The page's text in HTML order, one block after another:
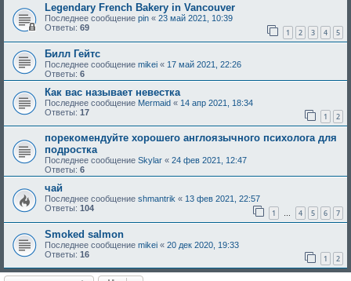
Legendary French Bakery in Vancouver
Последнее сообщение pin « 23 май 2021, 10:39
Ответы: 69 1 2 3 4 5
Билл Гейтс
Последнее сообщение mikei « 17 май 2021, 22:26
Ответы: 6
Как вас называет невестка
Последнее сообщение Mermaid « 14 апр 2021, 18:34
Ответы: 17 1 2
порекомендуйте хорошего англоязычного психолога для
подростка
Последнее сообщение Skylar « 24 фев 2021, 12:47
Ответы: 6
чай
Последнее сообщение shmantrik « 13 фев 2021, 22:57
Ответы: 104 1 … 4 5 6 7
Smoked salmon
Последнее сообщение mikei « 20 дек 2020, 19:33
Ответы: 16 1 2